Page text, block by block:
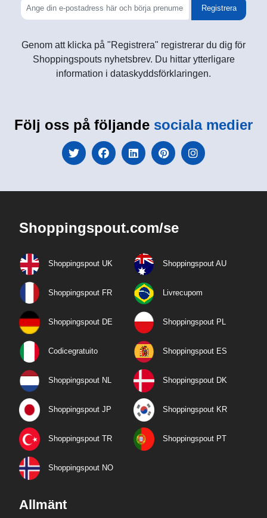
Registrera
Genom att klicka på "Registrera" registrerar du dig för
Shoppingspouts nyhetsbrev. Du hittar ytterligare
information i dataskyddsförklaringen.
Följ oss på följande sociala medier
Shoppingspout.com/se
Shoppingspout UK Shoppingspout AU
Shoppingspout FR Livrecupom
Shoppingspout DE Shoppingspout PL
Codicegratuito Shoppingspout ES
Shoppingspout NL Shoppingspout DK
Shoppingspout JP Shoppingspout KR
Shoppingspout TR Shoppingspout PT
Shoppingspout NO
Allmänt